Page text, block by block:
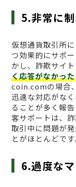
5.非常に
仮想通貨取引所
つ効果的にサポ
かし、詐欺サイ
く応答がなかっ
coin.comの場合
迅速な対応がな
ることが多く報
客サポートは、
取引中に問題が
とがほとんどです
6.過度な